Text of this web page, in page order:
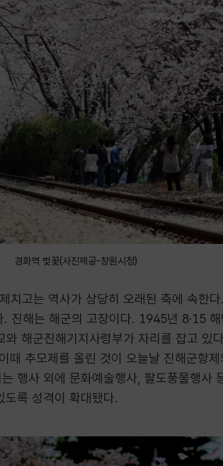
경화역 벚꽃(사진제공-창원시청)
고는 역사가 상당히 오래된 축에 속한다
. 진해는 해군의 고장이다. 1945년 8․15
와 해군진해기지사령부가 자리를 잡고
때 추모제를 올린 것이 오늘날 진해군항
행사 외에 문화예술행사, 팔도풍물행사
록 성격이 확대됐다.